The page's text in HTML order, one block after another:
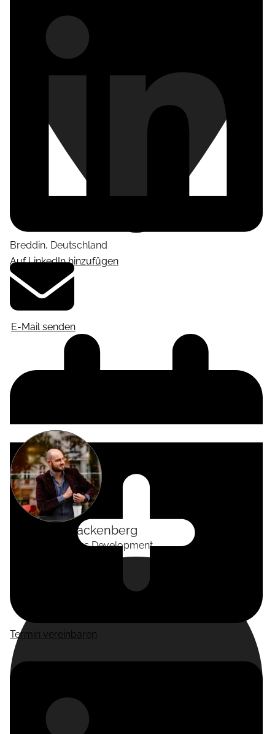
Auf LinkedIn hinzufügen
Breddin, Deutschland
E-Mail senden
Termin vereinbaren
Tackenberg
Head of Business Development